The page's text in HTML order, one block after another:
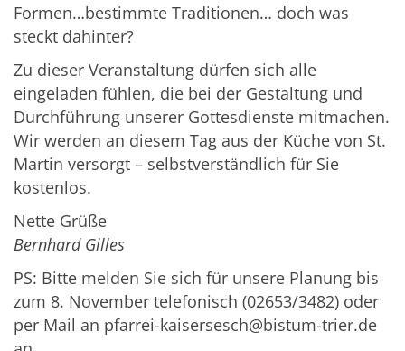
Formen…bestimmte Traditionen… doch was
steckt dahinter?
Zu dieser Veranstaltung dürfen sich alle
eingeladen fühlen, die bei der Gestaltung und
Durchführung unserer Gottesdienste mitmachen.
Wir werden an diesem Tag aus der Küche von St.
Martin versorgt – selbstverständlich für Sie
kostenlos.
Nette Grüße
Bernhard Gilles
PS: Bitte melden Sie sich für unsere Planung bis
zum 8. November telefonisch (02653/3482) oder
per Mail an pfarrei-kaisersesch@bistum-trier.de